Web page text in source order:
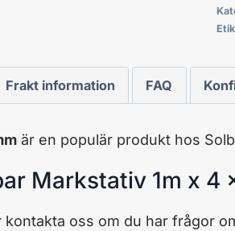
Frakt information FAQ
är en populär produkt hos
Markstativ 1m x 4
kontakta oss om du har frågor